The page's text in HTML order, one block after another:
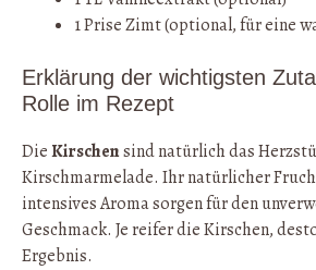
1 Prise Zimt (optional, für eine
Erklärung der wichtigsten
Rolle im Rezept
DieKirschensind natürlich das
Kirschmarmelade. Ihr natürlicher
intensives Aroma sorgen für den
Geschmack. Je reifer die Kirschen,
Ergebnis.